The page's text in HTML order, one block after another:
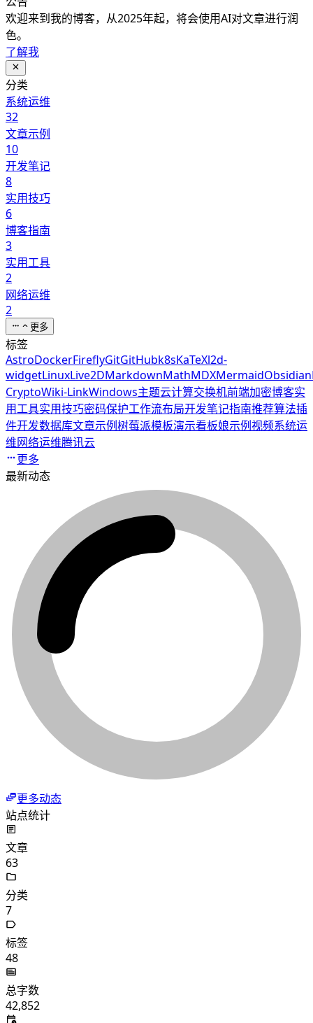
欢迎来到我的博客，从2025年起，将会使用AI对文章进行润
色。
了解我
分类
系统运维
32
文章示例
10
开发笔记
8
实用技巧
6
博客指南
3
实用工具
2
网络运维
2
更多
标签
AstroDockerFireflyGitGitHubk8sKaTeXl2d-
widgetLinuxLive2DMarkdownMathMDXMermaidObsidian
CryptoWiki-LinkWindows主题云计算交换机前端加密博客实
用工具实用技巧密码保护工作流布局开发笔记指南推荐算法插
件开发数据库文章示例树莓派模板演示看板娘示例视频系统运
维网络运维腾讯云
更多
最新动态
更多动态
站点统计
文章
63
分类
7
标签
48
总字数
42,852